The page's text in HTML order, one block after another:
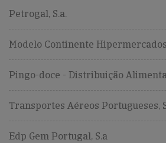
Petrogal, S.a.
Modelo Continente Hipermercados
Pingo-doce - Distribuição
Transportes Aéreos Portugueses,
Edp Gem Portugal, S.a